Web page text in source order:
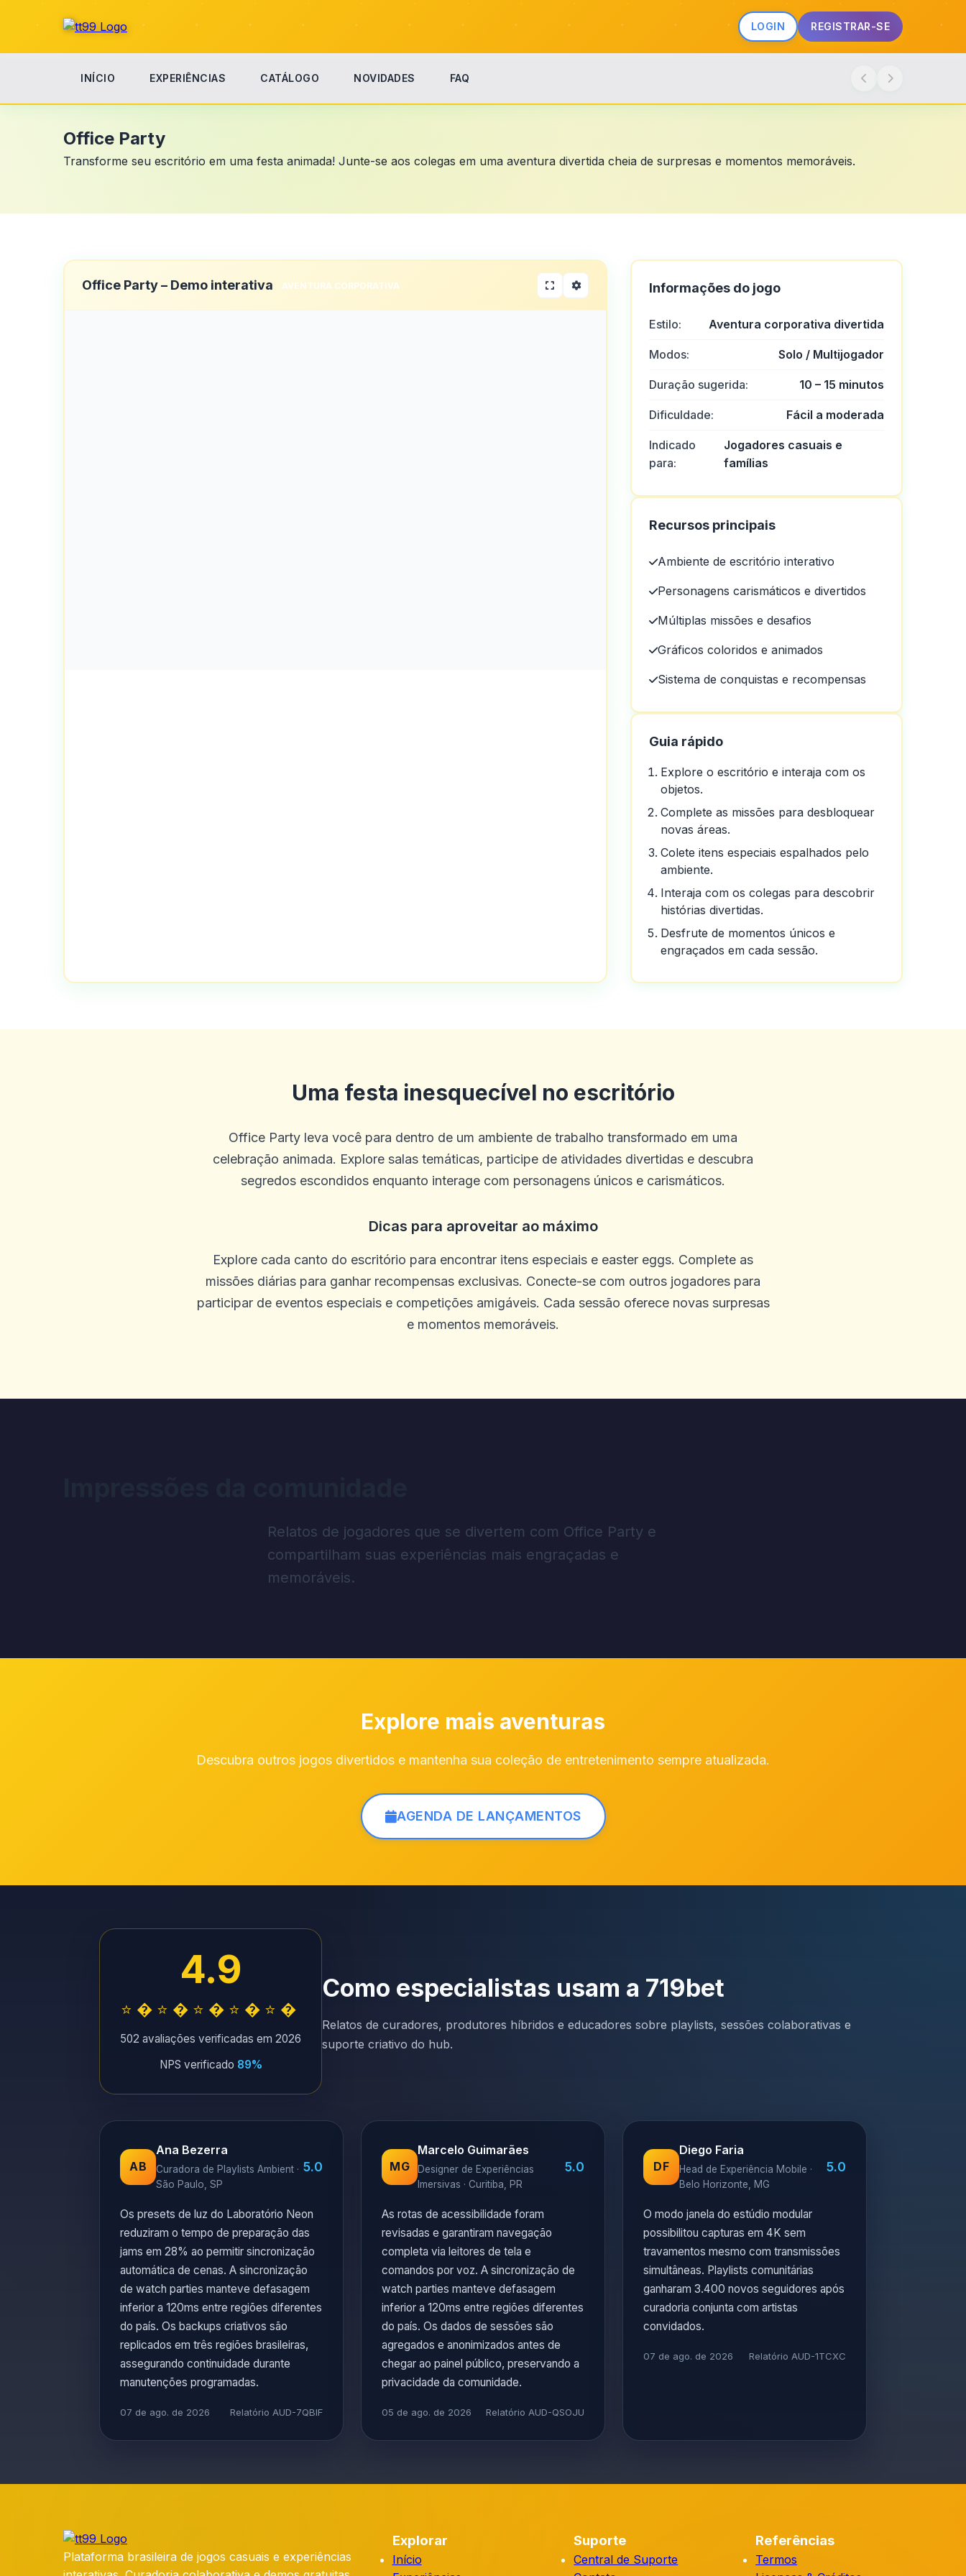
LOGIN REGISTRAR-SE
INÍCIO EXPERIÊNCIAS CATÁLOGO NOVIDADES
FAQ
Office Party
Transforme seu escritório em uma festa animada! Junte-se aos colegas em uma aventura divertida cheia de surpresas e momentos memoráveis.
Office Party – Demo interativa AVENTURA CORPORATIVA Informações do jogo
Estilo: Aventura corporativa divertida
Modos: Solo / Multijogador
Duração sugerida: 10 – 15 minutos
Dificuldade: Fácil a moderada
Indicado
para:
Jogadores casuais e
famílias
Recursos principais
Ambiente de escritório interativo
Personagens carismáticos e divertidos
Múltiplas missões e desafios
Gráficos coloridos e animados
Sistema de conquistas e recompensas
Guia rápido
Explore o escritório e interaja com os
objetos.
Complete as missões para desbloquear
novas áreas.
Colete itens especiais espalhados pelo
ambiente.
Interaja com os colegas para descobrir
histórias divertidas.
Desfrute de momentos únicos e
engraçados em cada sessão.
Uma festa inesquecível no escritório
Office Party leva você para dentro de um ambiente de trabalho transformado em uma
celebração animada. Explore salas temáticas, participe de atividades divertidas e descubra
segredos escondidos enquanto interage com personagens únicos e carismáticos.
Dicas para aproveitar ao máximo
Explore cada canto do escritório para encontrar itens especiais e easter eggs. Complete as
missões diárias para ganhar recompensas exclusivas. Conecte-se com outros jogadores para
participar de eventos especiais e competições amigáveis. Cada sessão oferece novas surpresas
e momentos memoráveis.
Relatos de jogadores que se divertem com Office Party e
compartilham suas experiências mais engraçadas e
memoráveis.
Explore mais aventuras
Descubra outros jogos divertidos e mantenha sua coleção de entretenimento sempre atualizada.
AGENDA DE LANÇAMENTOS
4.9
⭐�⭐�⭐�⭐�⭐�
502 avaliações verificadas em 2026
NPS verificado 89%
Como especialistas usam a 719bet
Relatos de curadores, produtores híbridos e educadores sobre playlists, sessões colaborativas e
suporte criativo do hub.
AB
Ana Bezerra
Curadora de Playlists Ambient ·
São Paulo, SP
5.0
Os presets de luz do Laboratório Neon
reduziram o tempo de preparação das
jams em 28% ao permitir sincronização
automática de cenas. A sincronização
de watch parties manteve defasagem
inferior a 120ms entre regiões diferentes
do país. Os backups criativos são
replicados em três regiões brasileiras,
assegurando continuidade durante
manutenções programadas.
07 de ago. de 2026 Relatório AUD-7QBIF
MG
Marcelo Guimarães
Designer de Experiências
Imersivas · Curitiba, PR
5.0
As rotas de acessibilidade foram
revisadas e garantiram navegação
completa via leitores de tela e
comandos por voz. A sincronização de
watch parties manteve defasagem
inferior a 120ms entre regiões diferentes
do país. Os dados de sessões são
agregados e anonimizados antes de
chegar ao painel público, preservando a
privacidade da comunidade.
05 de ago. de 2026 Relatório AUD-QSOJU
DF
Diego Faria
Head de Experiência Mobile ·
Belo Horizonte, MG
5.0
O modo janela do estúdio modular
possibilitou capturas em 4K sem
travamentos mesmo com transmissões
simultâneas. Playlists comunitárias
ganharam 3.400 novos seguidores após
curadoria conjunta com artistas
convidados.
07 de ago. de 2026 Relatório AUD-1TCXC
Plataforma brasileira de jogos casuais e experiências
Explorar
Início
Suporte
Central de Suporte
Referências
Termos